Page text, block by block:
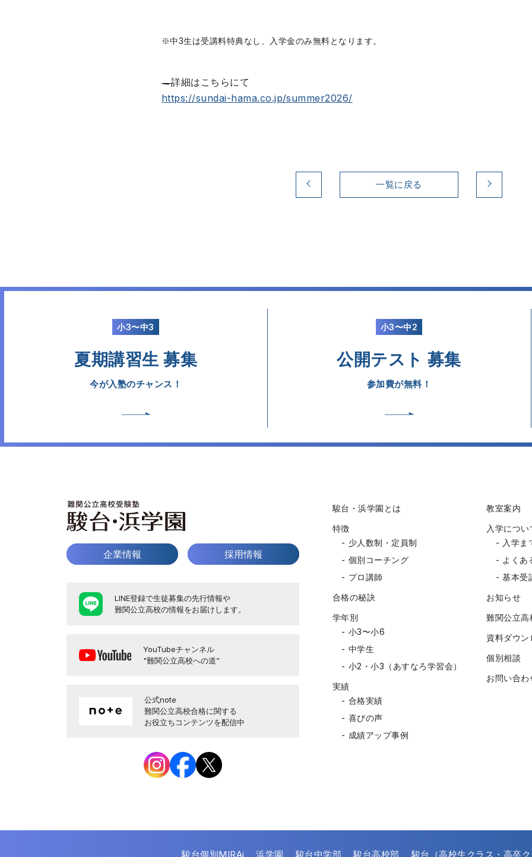
※中3生は受講料特典なし、入学金のみ無料となります。
→詳細はこちらにて
https://sundai-hama.co.jp/summer2026/
一覧に戻る
小3〜中3
夏期講習生 募集
今が入塾のチャンス！
小3〜中2
公開テスト 募集
参加費が無料！
企業情報 採用情報
LINE登録で生徒募集の先行情報や
難関公立高校の情報をお届けします。
YouTubeチャンネル
"難関公立高校への道”
公式note
難関公立高校合格に関する
お役立ちコンテンツを配信中
駿台・浜学園とは
特徴
少人数制・定員制
個別コーチング
プロ講師
合格の秘訣
学年別
小3〜小6
中学生
小2・小3（あすなろ学習会）
実績
合格実績
喜びの声
成績アップ事例
教室案内
入学につい
入学ま
よくあ
基本受
お知らせ
難関公立高
資料ダウン
個別相談
お問い合わ
駿台個別MIRAi 浜学園 駿台中学部 駿台高校部 駿台（高校生クラス・高卒ク